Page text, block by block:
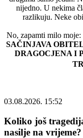
nijedno. U nekima
razlikuju. Neke
No, zapamti milo moje:
SAČINJAVA
DRAGOCJENA I
03.08.2026. 15:52
Koliko još
nasilje na vrijeme?